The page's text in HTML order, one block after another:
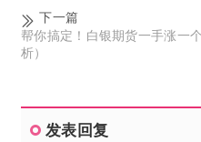
下一篇
帮你搞定！白银期货一手涨一
析）
发表回复